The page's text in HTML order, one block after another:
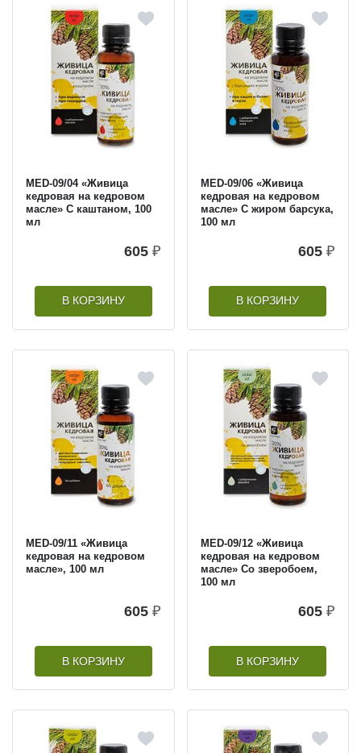
MED-09/04 «Живица
кедровая на кедровом
масле» С каштаном, 100
мл
605 ₽
В КОРЗИНУ
MED-09/06 «Живица
кедровая на кедровом
масле» С жиром барсука,
100 мл
605 ₽
В КОРЗИНУ
MED-09/11 «Живица
кедровая на кедровом
масле», 100 мл
605 ₽
В КОРЗИНУ
MED-09/12 «Живица
кедровая на кедровом
масле» Со зверобоем,
100 мл
605 ₽
В КОРЗИНУ